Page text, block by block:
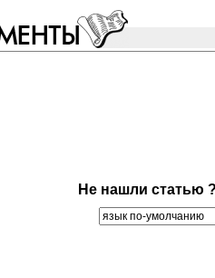
Не нашли статью